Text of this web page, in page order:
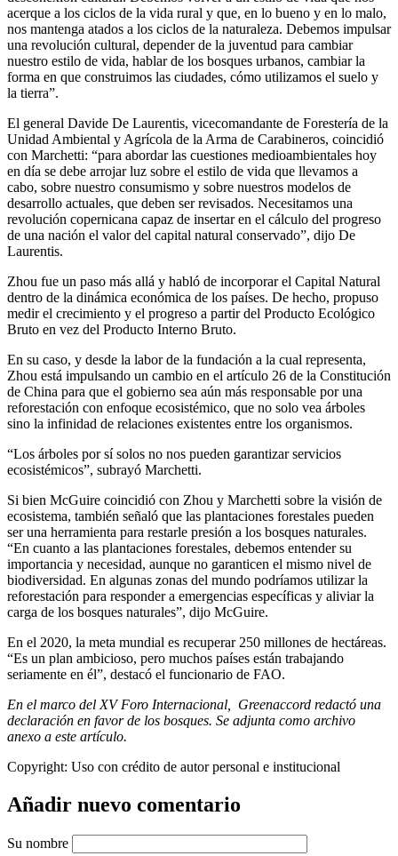
acerque a los ciclos de la vida rural y que, en lo bueno y en lo malo,
nos mantenga atados a los ciclos de la naturaleza. Debemos impulsar
una revolución cultural, depender de la juventud para cambiar
nuestro estilo de vida, hablar de los bosques urbanos, cambiar la
forma en que construimos las ciudades, cómo utilizamos el suelo y
la tierra”.
El general Davide De Laurentis, vicecomandante de Forestería de la
Unidad Ambiental y Agrícola de la Arma de Carabineros, coincidió
con Marchetti: “para abordar las cuestiones medioambientales hoy
en día se debe arrojar luz sobre el estilo de vida que llevamos a
cabo, sobre nuestro consumismo y sobre nuestros modelos de
desarrollo actuales, que deben ser revisados. Necesitamos una
revolución copernicana capaz de insertar en el cálculo del progreso
de una nación el valor del capital natural conservado”, dijo De
Laurentis.
Zhou fue un paso más allá y habló de incorporar el Capital Natural
dentro de la dinámica económica de los países. De hecho, propuso
medir el crecimiento y el progreso a partir del Producto Ecológico
Bruto en vez del Producto Interno Bruto.
En su caso, y desde la labor de la fundación a la cual representa,
Zhou está impulsando un cambio en el artículo 26 de la Constitución
de China para que el gobierno sea aún más responsable por una
reforestación con enfoque ecosistémico, que no solo vea árboles
sino la infinidad de relaciones existentes entre los organismos.
“Los árboles por sí solos no nos pueden garantizar servicios
ecosistémicos”, subrayó Marchetti.
Si bien McGuire coincidió con Zhou y Marchetti sobre la visión de
ecosistema, también señaló que las plantaciones forestales pueden
ser una herramienta para restarle presión a los bosques naturales.
“En cuanto a las plantaciones forestales, debemos entender su
importancia y necesidad, aunque no garanticen el mismo nivel de
biodiversidad. En algunas zonas del mundo podríamos utilizar la
reforestación para responder a emergencias específicas y aliviar la
carga de los bosques naturales”, dijo McGuire.
En el 2020, la meta mundial es recuperar 250 millones de hectáreas.
“Es un plan ambicioso, pero muchos países están trabajando
seriamente en él”, destacó el funcionario de FAO.
En el marco del XV Foro Internacional, Greenaccord redactó una
declaración en favor de los bosques. Se adjunta como archivo
anexo a este artículo.
Copyright: Uso con crédito de autor personal e institucional
Añadir nuevo comentario
Su nombre